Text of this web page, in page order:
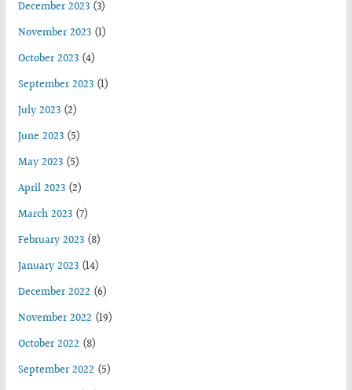
December 2023(3)
November 2023(1)
October 2023(4)
September 2023(1)
July 2023(2)
June 2023(5)
May 2023(5)
April 2023(2)
March 2023(7)
February 2023(8)
January 2023(14)
December 2022 (6)
November 2022 (19)
October 2022 (8)
September 2022 (5)